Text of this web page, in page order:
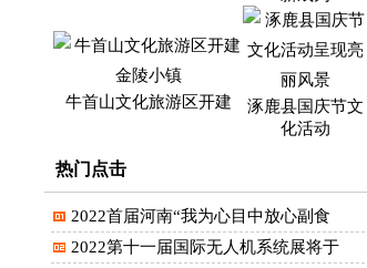
牛首山文化旅游区开建
涿鹿县国庆节文
化活动
热门点击
2022首届河南“我为心目中放心副食
2022第十一届国际无人机系统展将于